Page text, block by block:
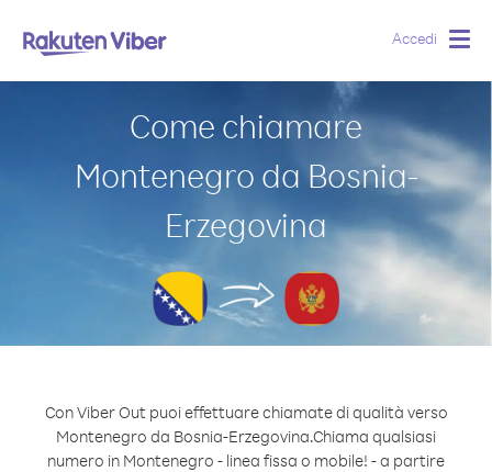
Accedi
Come chiamare
Montenegro da Bosnia-
Erzegovina
Con Viber Out puoi effettuare chiamate di qualità verso
Montenegro da Bosnia-Erzegovina.Chiama qualsiasi
numero in Montenegro - linea fissa o mobile! - a partire